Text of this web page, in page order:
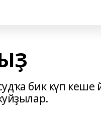
бик күп